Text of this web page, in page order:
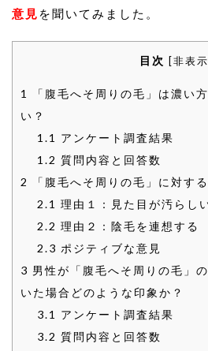
意見 を聞いてみました。
目次 [非表示
1
「腹毛へそ周りの毛」は濃い
い？
1.1
アンケート調査結果
1.2 質問内容と回答数
2
「腹毛へそ周りの毛」に対す
2.1 理由１：見た目が汚らし
2.2 理由２：陰毛を連想する
2.3 ポジティブな意見
3 男性が「腹毛へそ周りの毛」
いた場合どのような印象か？
3.1
アンケート調査結果
3.2 質問内容と回答数